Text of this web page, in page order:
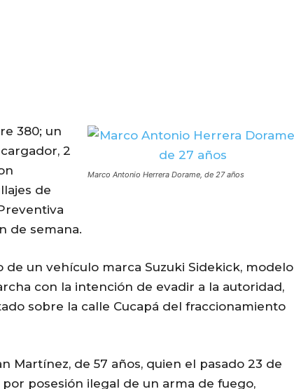
Marco Antonio Herrera Dorame, de 27 años
380; un
2
de
de semana.
de un vehículo marca Suzuki Sidekick, modelo
con la intención de evadir a la autoridad,
sobre la calle Cucapá del fraccionamiento
Martínez, de 57 años, quien el pasado 23 de
posesión ilegal de un arma de fuego,